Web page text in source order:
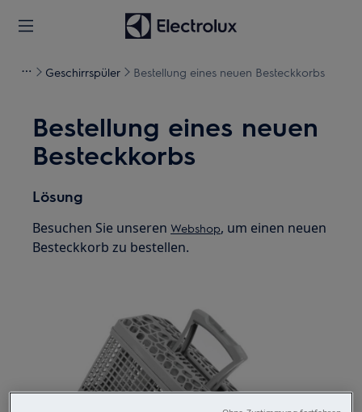
Geschirrspüler Bestellung eines neuen Besteckkorbs
Bestellung eines neuen
Besteckkorbs
Lösung
Besuchen Sie unserenWebshop, um einen neuen
Besteckkorb zu bestellen.